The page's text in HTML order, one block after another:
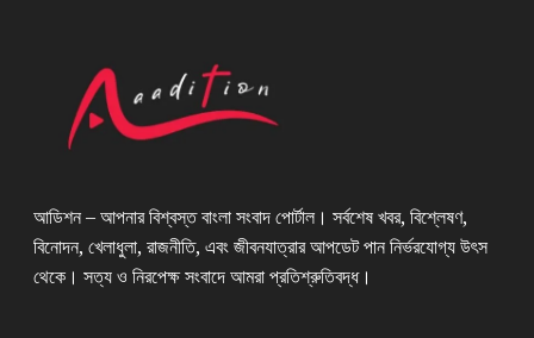
আডিশন – আপনার বিশ্বস্ত বাংলা সংবাদ পোর্টাল। সর্বশেষ খবর, বিশ্লেষণ,
বিনোদন, খেলাধুলা, রাজনীতি, এবং জীবনযাত্রার আপডেট পান নির্ভরযোগ্য উৎস
থেকে। সত্য ও নিরপেক্ষ সংবাদে আমরা প্রতিশ্রুতিবদ্ধ।